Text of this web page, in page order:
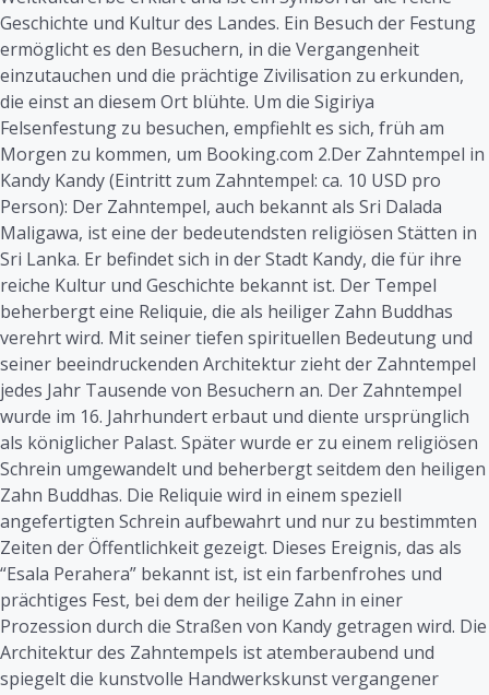
Geschichte und Kultur des Landes. Ein Besuch der Festung
ermöglicht es den Besuchern, in die Vergangenheit
einzutauchen und die prächtige Zivilisation zu erkunden,
die einst an diesem Ort blühte. Um die Sigiriya
Felsenfestung zu besuchen, empfiehlt es sich, früh am
Morgen zu kommen, um Booking.com 2.Der Zahntempel in
Kandy Kandy (Eintritt zum Zahntempel: ca. 10 USD pro
Person): Der Zahntempel, auch bekannt als Sri Dalada
Maligawa, ist eine der bedeutendsten religiösen Stätten in
Sri Lanka. Er befindet sich in der Stadt Kandy, die für ihre
reiche Kultur und Geschichte bekannt ist. Der Tempel
beherbergt eine Reliquie, die als heiliger Zahn Buddhas
verehrt wird. Mit seiner tiefen spirituellen Bedeutung und
seiner beeindruckenden Architektur zieht der Zahntempel
jedes Jahr Tausende von Besuchern an. Der Zahntempel
wurde im 16. Jahrhundert erbaut und diente ursprünglich
als königlicher Palast. Später wurde er zu einem religiösen
Schrein umgewandelt und beherbergt seitdem den heiligen
Zahn Buddhas. Die Reliquie wird in einem speziell
angefertigten Schrein aufbewahrt und nur zu bestimmten
Zeiten der Öffentlichkeit gezeigt. Dieses Ereignis, das als
“Esala Perahera” bekannt ist, ist ein farbenfrohes und
prächtiges Fest, bei dem der heilige Zahn in einer
Prozession durch die Straßen von Kandy getragen wird. Die
Architektur des Zahntempels ist atemberaubend und
spiegelt die kunstvolle Handwerkskunst vergangener